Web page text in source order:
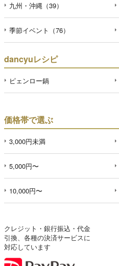
九州・沖縄（39）
季節イベント（76）
dancyuレシピ
ピェンロー鍋
価格帯で選ぶ
3,000円未満
5,000円〜
10,000円〜
クレジット・銀行振込・代金
引換、各種の決済サービスに
対応しています